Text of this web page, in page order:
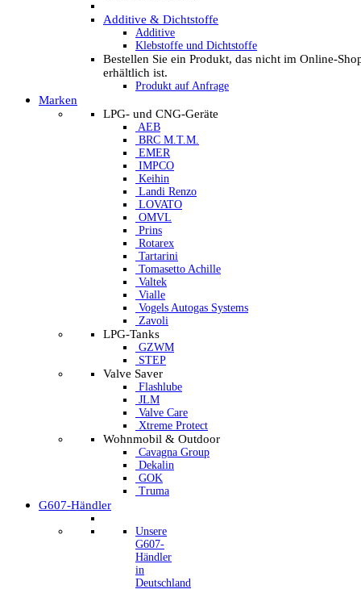
Additive & Dichtstoffe
Additive
Klebstoffe und Dichtstoffe
Bestellen Sie ein Produkt, das nicht im Online-
erhältlich ist.
Produkt auf Anfrage
Marken
LPG- und CNG-Geräte
AEB
BRC M.T.M.
EMER
IMPCO
Keihin
Landi Renzo
LOVATO
OMVL
Prins
Rotarex
Tartarini
Tomasetto Achille
Valtek
Vialle
Vogels Autogas Systems
Zavoli
LPG-Tanks
GZWM
STEP
Valve Saver
Flashlube
JLM
Valve Care
Xtreme Protect
Wohnmobil & Outdoor
Cavagna Group
Dekalin
GOK
Truma
G607-Händler
Unsere
G607-
Händler
in
Deutschland